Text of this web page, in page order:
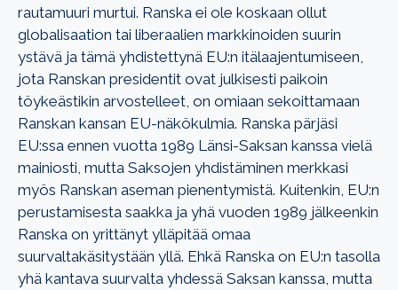
rautamuuri murtui. Ranska ei ole koskaan ollut
globalisaation tai liberaalien markkinoiden suurin
ystävä ja tämä yhdistettynä EU:n itälaajentumiseen,
jota Ranskan presidentit ovat julkisesti paikoin
töykeästikin arvostelleet, on omiaan sekoittamaan
Ranskan kansan EU-näkökulmia. Ranska pärjäsi
EU:ssa ennen vuotta 1989 Länsi-Saksan kanssa vielä
mainiosti, mutta Saksojen yhdistäminen merkkasi
myös Ranskan aseman pienentymistä. Kuitenkin, EU:n
perustamisesta saakka ja yhä vuoden 1989 jälkeenkin
Ranska on yrittänyt ylläpitää omaa
suurvaltakäsitystään yllä. Ehkä Ranska on EU:n tasolla
yhä kantava suurvalta yhdessä Saksan kanssa, mutta